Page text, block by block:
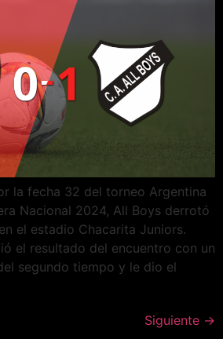
la fecha 32 del torneo Argentina
Nacional 2024, All Boys derrotó
el estadio Chacarita Juniors.
el resultado del encuentro con un
segundo tiempo y le dio el
Siguiente →